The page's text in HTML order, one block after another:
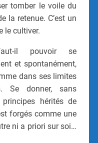
tomber le voile du
la retenue. C’est un
le cultiver.
il pouvoir se
et spontanément,
dans ses limites
Se donner, sans
hérités de
forgés comme une
ni a priori sur soi…